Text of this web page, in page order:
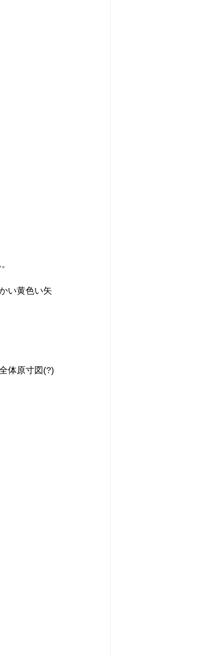
い黄色い矢
体原寸図(?)